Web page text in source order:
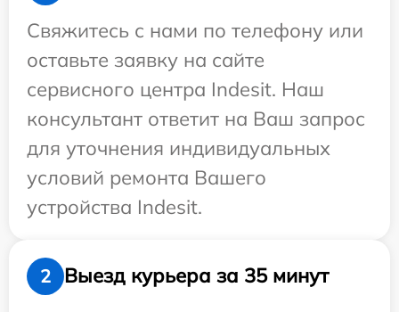
Свяжитесь с нами по телефону или
оставьте заявку на сайте
сервисного центра Indesit. Наш
консультант ответит на Ваш запрос
для уточнения индивидуальных
условий ремонта Вашего
устройства Indesit.
2
Выезд курьера за 35 минут